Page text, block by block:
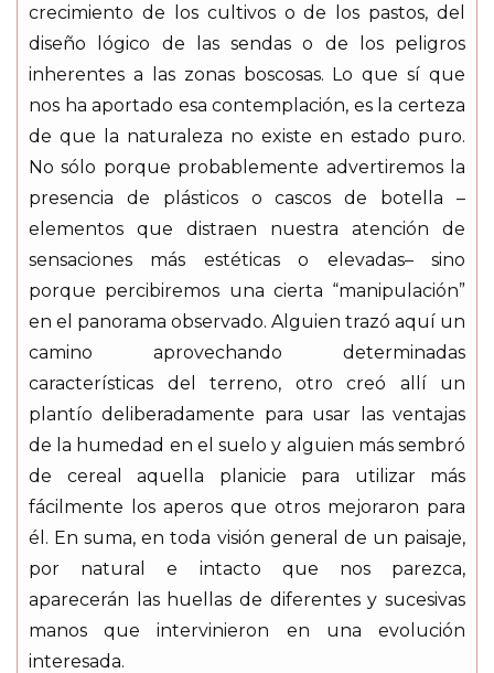
crecimiento de los cultivos o de los pastos, del
diseño lógico de las sendas o de los peligros
inherentes a las zonas boscosas. Lo que sí que
nos ha aportado esa contemplación, es la certeza
de que la naturaleza no existe en estado puro.
No sólo porque probablemente advertiremos la
presencia de plásticos o cascos de botella –
elementos que distraen nuestra atención de
sensaciones más estéticas o elevadas– sino
porque percibiremos una cierta “manipulación”
en el panorama observado. Alguien trazó aquí un
camino aprovechando determinadas
características del terreno, otro creó allí un
plantío deliberadamente para usar las ventajas
de la humedad en el suelo y alguien más sembró
de cereal aquella planicie para utilizar más
fácilmente los aperos que otros mejoraron para
él. En suma, en toda visión general de un paisaje,
por natural e intacto que nos parezca,
aparecerán las huellas de diferentes y sucesivas
manos que intervinieron en una evolución
interesada.